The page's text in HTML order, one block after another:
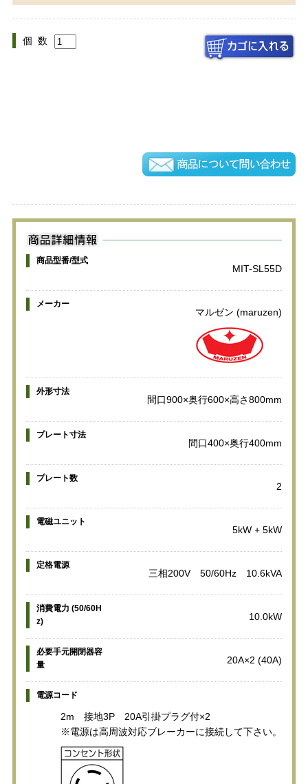
個 数
商品型番/型式
MIT-SL55D
メーカー
マルゼン (maruzen)
外形寸法
間口900×奥行600×高さ800mm
プレート寸法
間口400×奥行400mm
プレート数
2
電磁ユニット
5kW + 5kW
定格電源
三相200V 50/60Hz 10.6kVA
消費電力 (50/60H
z)
10.0kW
必要手元開閉器容
量
20A×2 (40A)
電源コード
2m 接地3P 20A引掛プラグ付×2
※電源は高周波対応ブレーカーに接続して下さい。